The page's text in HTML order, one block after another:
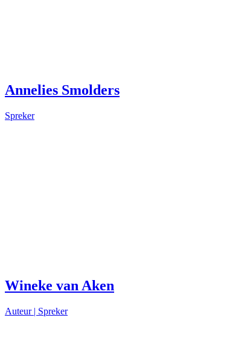
Annelies Smolders
Spreker
Wineke van Aken
Auteur | Spreker